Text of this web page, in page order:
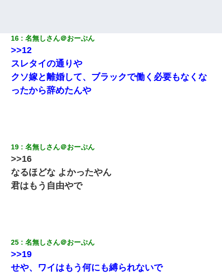
16 名無しさん＠おーぷん
>>12
スレタイの通りや
クソ嫁と離婚して、ブラックで働く必要もなくな
ったから辞めたんや
19 名無しさん＠おーぷん
>>16
なるほどな よかったやん
君はもう自由やで
25 名無しさん＠おーぷん
>>19
せや、ワイはもう何にも縛られないで